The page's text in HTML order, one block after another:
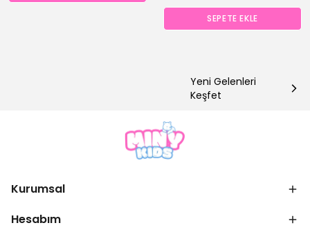
SEPETE EKLE
Yeni Gelenleri
Keşfet
Kurumsal
Hesabım